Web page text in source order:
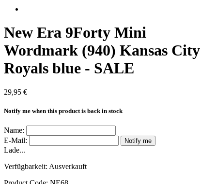
New Era 9Forty Mini
Wordmark (940) Kansas City
Royals blue - SALE
29,95 €
Notify me when this product is back in stock
Name:
E-Mail:
Notify me
Lade...
Verfügbarkeit: Ausverkauft